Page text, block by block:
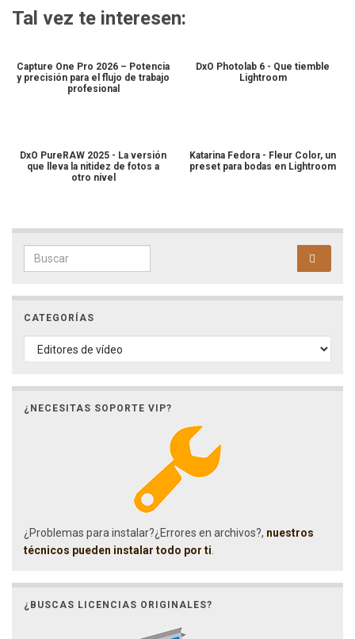
Tal vez te interesen:
Capture One Pro 2026 – Potencia
y precisión para el flujo de trabajo
profesional
DxO Photolab 6 - Que tiemble
Lightroom
DxO PureRAW 2025 - La versión
que lleva la nitidez de fotos a
otro nivel
Katarina Fedora - Fleur Color, un
preset para bodas en Lightroom
Search for:
CATEGORÍAS
CATEGORÍAS
¿NECESITAS SOPORTE VIP?
¿Problemas para instalar?¿Errores en archivos?, nuestros
técnicos pueden instalar todo por ti
¿BUSCAS LICENCIAS ORIGINALES?